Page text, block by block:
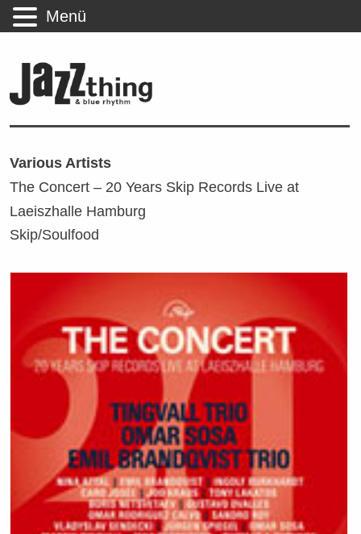
Various Artists
The Concert – 20 Years Skip Records Live at
Laeiszhalle Hamburg
Skip/Soulfood
Menü